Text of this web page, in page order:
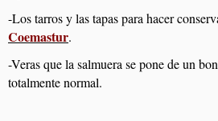
-Los tarros y las tapas para hacer
Coemastur.
-Veras que la salmuera se pone de un
totalmente normal.